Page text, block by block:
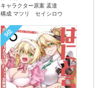
キャラクター原案 孟達
構成 マツリ セイシロウ
5位